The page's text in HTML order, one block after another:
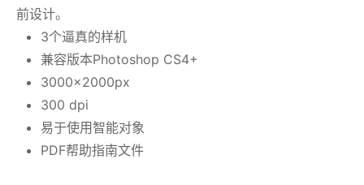
前设计。
3个逼真的样机
兼容版本Photoshop CS4+
3000x2000px
300 dpi
易于使用智能对象
PDF帮助指南文件